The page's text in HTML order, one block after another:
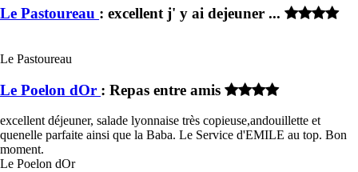
Le Pastoureau : excellent j' y ai dejeuner ...
Le Pastoureau
Le Poelon dOr : Repas entre amis
excellent déjeuner, salade lyonnaise très copieuse,andouillette et
quenelle parfaite ainsi que la Baba. Le Service d'EMILE au top. Bon
moment.
Le Poelon dOr